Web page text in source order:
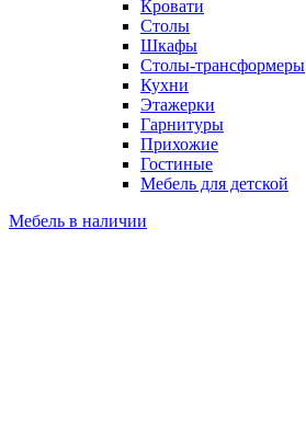
Кровати
Столы
Шкафы
Столы-трансформеры
Кухни
Этажерки
Гарнитуры
Прихожие
Гостиные
Мебель для детской
Мебель в наличии